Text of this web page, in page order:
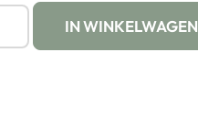
IN WINKELWAGEN